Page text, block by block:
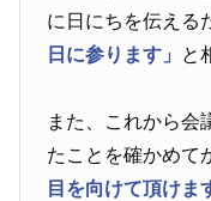
に日にちを伝える
日に参ります」 と
また、これから会
たことを確かめて
目を向けて頂けま